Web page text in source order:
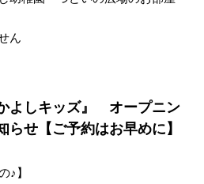
ん
よしキッズ』 オープニン
らせ【ご予約はお早めに】
♪】